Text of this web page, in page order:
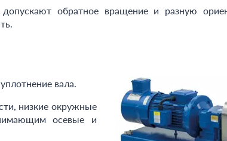
обратное вращение и разную
вала.
низкие окружные
осевые и